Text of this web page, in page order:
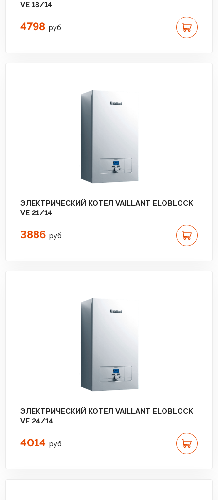
VE 18/14
4798 руб
ЭЛЕКТРИЧЕСКИЙ КОТЕЛ VAILLANT ELOBLOCK
VE 21/14
3886 руб
ЭЛЕКТРИЧЕСКИЙ КОТЕЛ VAILLANT ELOBLOCK
VE 24/14
4014 руб